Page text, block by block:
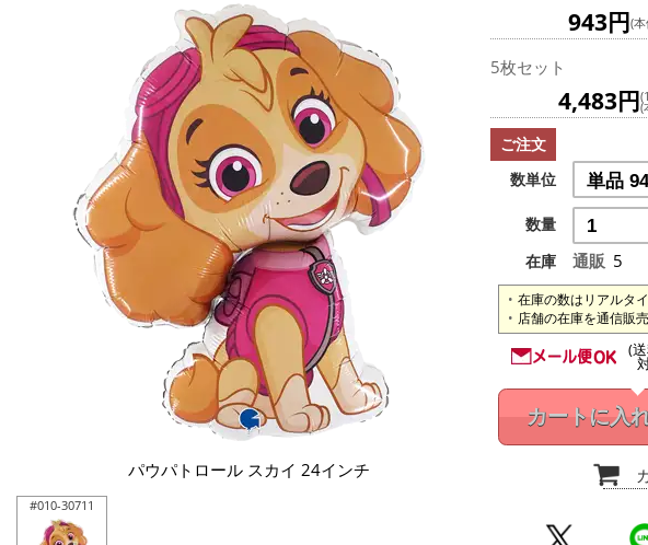
パウパトロール スカイ 24インチ
#010-30711
943円(
5枚セット
4,483円(
ご注文
数単位
数量
在庫
通販 5
在庫の数はリアルタ
店舗の在庫を通信販
(
カートに入